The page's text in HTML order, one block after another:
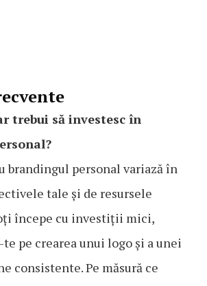
trebui să investesc în
brandingul personal variază în
tale și de resursele
începe cu investiții mici,
pe crearea unui logo și a unei
consistente. Pe măsură ce